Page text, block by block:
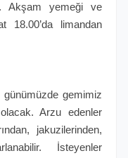
Akşam yemeği ve
18.00’da limandan
gemimiz
Arzu edenler
jakuzilerinden,
İsteyenler